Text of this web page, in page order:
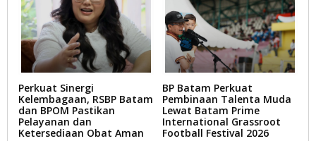
Perkuat Sinergi
Kelembagaan, RSBP Batam
dan BPOM Pastikan
Pelayanan dan
Ketersediaan Obat Aman
BP Batam Perkuat
Pembinaan Talenta Muda
Lewat Batam Prime
International Grassroot
Football Festival 2026